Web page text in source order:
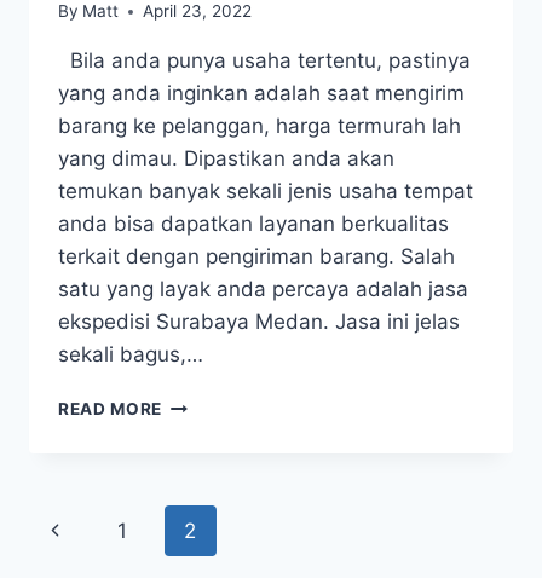
By Matt April 23, 2022
Bila anda punya usaha tertentu, pastinya
yang anda inginkan adalah saat mengirim
barang ke pelanggan, harga termurah lah
yang dimau. Dipastikan anda akan
temukan banyak sekali jenis usaha tempat
anda bisa dapatkan layanan berkualitas
terkait dengan pengiriman barang. Salah
satu yang layak anda percaya adalah jasa
ekspedisi Surabaya Medan. Jasa ini jelas
sekali bagus,…
READ MORE EKSPEDISI
DAPATKAN
PERUSAHAAN
YANG
Page
Previous
1 2